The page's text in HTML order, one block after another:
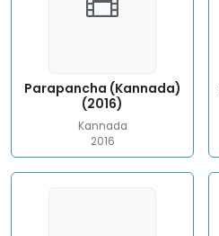
Parapancha (Kannada)
(2016)
Kannada
2016